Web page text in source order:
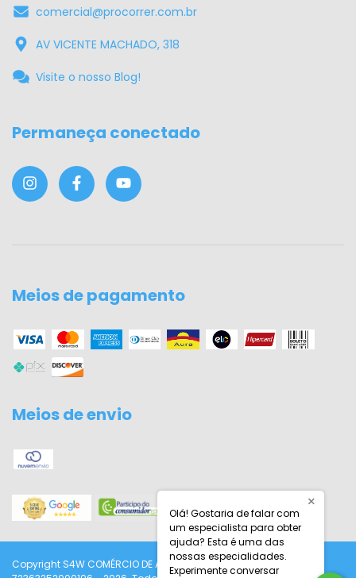
Olá! Gostaria de falar com
um especialista para obter
ajuda? Esta é uma das
nossas especialidades.
Experimente conversar
×
comercial@procorrer.com.br
AV VICENTE MACHADO, 318
Visite o nosso Blog!
Permaneça conectado
Meios de pagamento
Meios de envio
Copyright S4W COMÉRCIO DE ARTIGOS ESPORTIVOS LTDA -